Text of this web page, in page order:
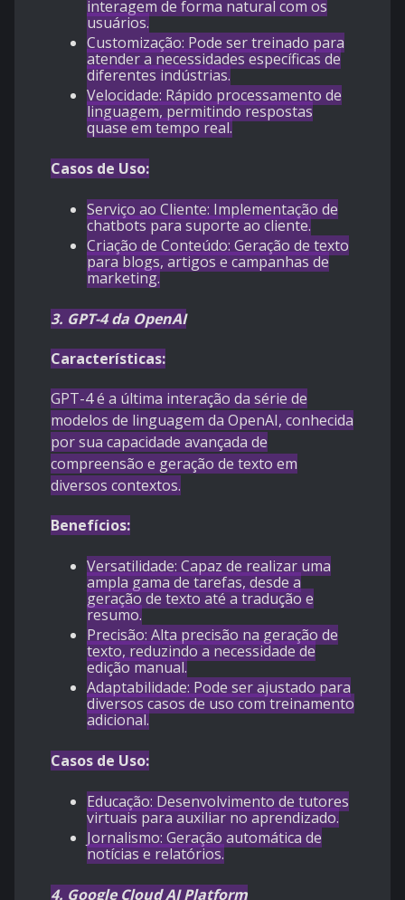
interagem de forma natural com os
usuários.
Customização: Pode ser treinado para
atender a necessidades específicas de
diferentes indústrias.
Velocidade: Rápido processamento de
linguagem, permitindo respostas
quase em tempo real.
Casos de Uso:
Serviço ao Cliente: Implementação de
chatbots para suporte ao cliente.
Criação de Conteúdo: Geração de texto
para blogs, artigos e campanhas de
marketing.
3. GPT-4 da OpenAI
Características:
GPT-4 é a última interação da série de
modelos de linguagem da OpenAI, conhecida
por sua capacidade avançada de
compreensão e geração de texto em
diversos contextos.
Benefícios:
Versatilidade: Capaz de realizar uma
ampla gama de tarefas, desde a
geração de texto até a tradução e
resumo.
Precisão: Alta precisão na geração de
texto, reduzindo a necessidade de
edição manual.
Adaptabilidade: Pode ser ajustado para
diversos casos de uso com treinamento
adicional.
Casos de Uso:
Educação: Desenvolvimento de tutores
virtuais para auxiliar no aprendizado.
Jornalismo: Geração automática de
notícias e relatórios.
4. Google Cloud AI Platform